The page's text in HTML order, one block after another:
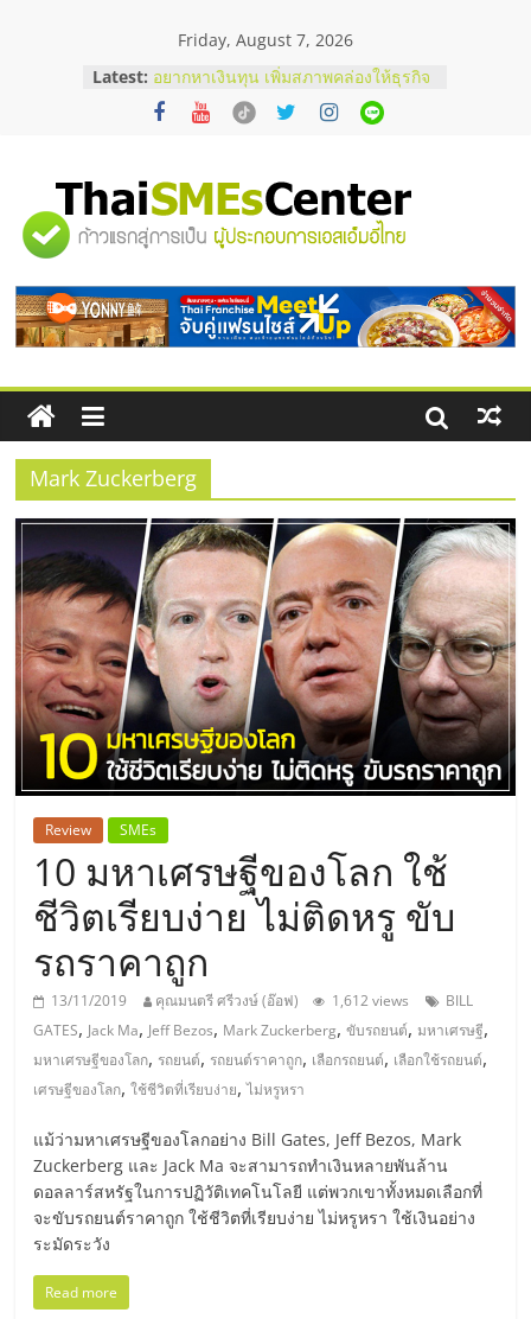
Friday, August 7, 2026
Latest: อยากหาเงินทุน เพิ่มสภาพคล่องให้ธุรกิจ
เริ่มยังไงให้ผ่านฉลุย
สัมมนาออนไลน์ โอกาสบริหารสถานี
ThaiFranchise Meet Up จับคู่แฟรน
ไชส์ ครั้งที่ 8
ร้านเครื่องเสียงคุณภาพสูง พร้อม
บริษัท Cybersecurity ในไทยที่ไหนดี?
วิธีเลือกผู้ให้บริการให้คุ้มค่าและตอบ
โจทย์ธุรกิจ
"ศูนย์
รวม
ข้อมูล
ธุรกิจ
SME
แห่ง
ประเทศไทย,
ThaiSMEsCenter,
รวม
ธุรกิจ
เอ
ส
เอ็
มอี
ไทย,
SMEs,
แฟ
Mark Zuckerberg
Review SMEs
10 มหาเศรษฐีของโลก ใช้
ชีวิตเรียบง่าย ไม่ติดหรู ขับ
รถราคาถูก
13/11/2019 คุณมนตรี ศรีวงษ์ (อ๊อฟ) 1,612 views
BILL
GATES, Jack Ma, Jeff Bezos, Mark Zuckerberg,ขับรถยนต์,มหาเศรษฐี,
มหาเศรษฐีของโลก, รถยนต์, รถยนต์ราคาถูก, เลือกรถยนต์, เลือกใช้รถยนต์,
เศรษฐีของโลก,ใช้ชีวิตที่เรียบง่าย,ไม่หรูหรา
แม้ว่ามหาเศรษฐีของโลกอย่าง Bill Gates, Jeff Bezos, Mark
Zuckerberg และ Jack Ma จะสามารถทำเงินหลายพันล้าน
ดอลลาร์สหรัฐในการปฏิวัติเทคโนโลยี แต่พวกเขาทั้งหมดเลือกที่
จะขับรถยนต์ราคาถูก ใช้ชีวิตที่เรียบง่าย ไม่หรูหรา ใช้เงินอย่าง
ระมัดระวัง
Read more